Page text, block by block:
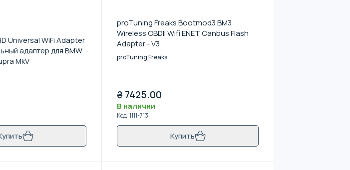
Universal WiFi Adapter
адаптер для BMW
MkV
proTuning Freaks Bootmod3 BM3
Wireless OBDII Wifi ENET Canbus Flash
Adapter - V3
proTuning Freaks
₴ 7425.00
В наличии
Код:1111-713
Купить